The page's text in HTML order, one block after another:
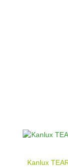
Kanlux